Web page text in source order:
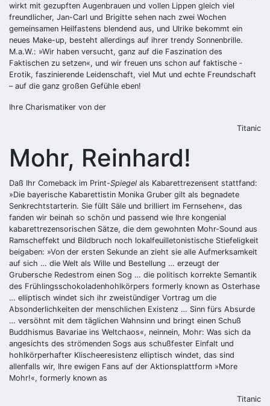
wirkt mit gezupften Augenbrauen und vollen Lippen gleich viel
freundlicher, Jan-Carl und Brigitte sehen nach zwei Wochen
gemeinsamen Heilfastens blendend aus, und Ulrike bekommt ein
neues Make-up, besteht allerdings auf ihrer ­trendy Sonnenbrille.
M.a.W.: »Wir haben versucht, ganz auf die Faszination des
Faktischen zu setzen«, und wir freuen uns schon auf faktische ­
Erotik, faszinierende Leidenschaft, viel Mut und echte Freundschaft
– auf die ganz großen Gefühle eben!
Ihre Charismatiker von der
Titanic
Mohr, Reinhard!
Daß Ihr Comeback im Print-Spiegel als Kabarettrezensent stattfand:
»Die bayerische Kabarettistin Monika Gruber gilt als begnadete
Senkrechtstarterin. Sie füllt Säle und brilliert im Fernsehen«, das
fanden wir beinah so schön und passend wie Ihre kongenial
kabarettrezensorischen Sätze, die dem gewohnten Mohr-Sound aus
Ramscheffekt und Bildbruch noch lokalfeuilletonistische Stiefeligkeit
beigaben: »Von der ersten Sekunde an zieht sie alle Aufmerksamkeit
auf sich … die Welt als Wille und Bestellung … erzeugt der
Grubersche Redestrom einen Sog … die politisch korrekte Semantik
des Frühlingsschokoladenhohlkörpers formerly known as Osterhase
… elliptisch windet sich ihr zweistündiger Vortrag um die
Absonderlichkeiten der menschlichen Existenz … Sinn fürs Absurde
… versöhnt mit dem täglichen Wahnsinn und bringt einen Schuß
Buddhismus Bavariae ins Weltchaos«, neinnein, Mohr: Was sich da
angesichts des strömenden Sogs aus schußfester Einfalt und
hohlkörperhafter Klischeeresistenz elliptisch windet, das sind
allenfalls wir, Ihre ewigen Fans auf der Aktionsplattform »More
Mohr!«, ­formerly known as
Titanic